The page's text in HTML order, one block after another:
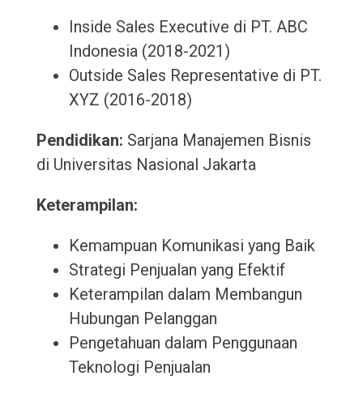
Inside Sales Executive di PT. ABC
Indonesia (2018-2021)
Outside Sales Representative di PT.
XYZ (2016-2018)
Pendidikan: Sarjana Manajemen Bisnis
di Universitas Nasional Jakarta
Keterampilan:
Kemampuan Komunikasi yang Baik
Strategi Penjualan yang Efektif
Keterampilan dalam Membangun
Hubungan Pelanggan
Pengetahuan dalam Penggunaan
Teknologi Penjualan